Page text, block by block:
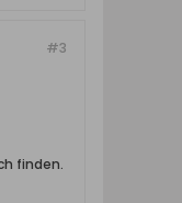
#3
finden.